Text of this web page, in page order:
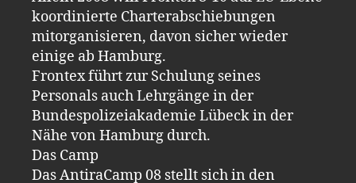
koordinierte Charterabschiebungen
mitorganisieren, davon sicher wieder
einige ab Hamburg.
Frontex führt zur Schulung seines
Personals auch Lehrgänge in der
Bundespolizeiakademie Lübeck in der
Nähe von Hamburg durch.
Das Camp
Das AntiraCamp 08 stellt sich in den